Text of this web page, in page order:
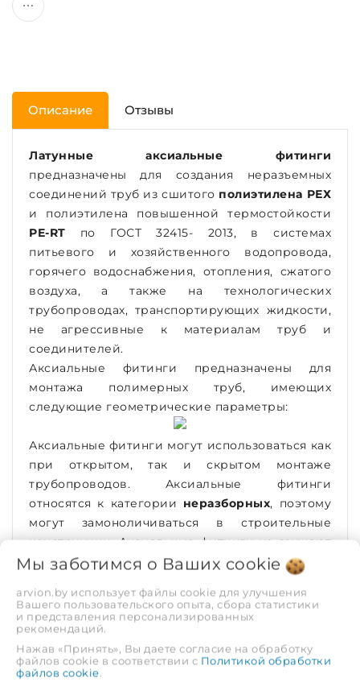
Описание Отзывы
Латунные аксиальные фитинги
предназначены для создания неразъемных
соединений труб из сшитого полиэтилена РЕХ
и полиэтилена повышенной термостойкости
PE-RT по ГОСТ 32415- 2013, в системах
питьевого и хозяйственного водопровода,
горячего водоснабжения, отопления, сжатого
воздуха, а также на технологических
трубопроводах, транспортирующих жидкости,
не агрессивные к материалам труб и
соединителей.
Аксиальные фитинги предназначены для
монтажа полимерных труб, имеющих
следующие геометрические параметры:
Аксиальные фитинги могут использоваться как
при открытом, так и скрытом монтаже
трубопроводов. Аксиальные фитинги
относятся к категории неразборных, поэтому
могут замоноличиваться в строительные
конструкции. Аксиальные фитинги не заужают
диаметр присоединяемых трубопроводов за
счет расширения трубных концов перед
выполнением соединения.
Герметичность соединения обеспечивается за
счёт вдавливания материала трубы в проточки
штуцера корпуса, происходящее при
Мы заботимся о Ваших cookie
arvion.by использует файлы cookie для улучшения
Вашего пользовательского опыта, сбора статистики
и представления персонализированных
рекомендаций.
Нажав «Принять», Вы даете согласие на обработку
файлов cookie в соответствии с Политикой обработки
файлов cookie.